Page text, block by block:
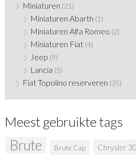
Miniaturen (21)
Miniaturen Abarth (1)
Miniaturen Alfa Romeo (2)
Miniaturen Fiat (4)
Jeep (9)
Lancia (5)
Fiat Topolino reserveren (35)
Meest gebruikte tags
Brute Brute Cap Chrysler